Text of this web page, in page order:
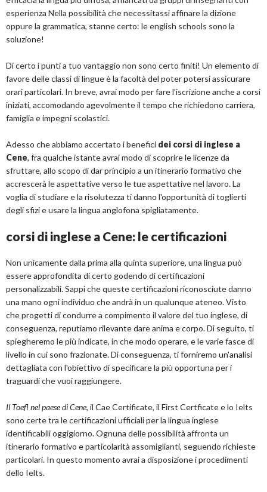
esperienza Nella possibilità che necessitassi affinare la dizione
oppure la grammatica, stanne certo: le english schools sono la
soluzione!
Di certo i punti a tuo vantaggio non sono certo finiti! Un elemento di
favore delle classi di lingue è la facoltà del poter potersi assicurare
orari particolari. In breve, avrai modo per fare l'iscrizione anche a corsi
iniziati, accomodando agevolmente il tempo che richiedono carriera,
famiglia e impegni scolastici.
Adesso che abbiamo accertato i benefici dei corsi di inglese a
Cene, fra qualche istante avrai modo di scoprire le licenze da
sfruttare, allo scopo di dar principio a un itinerario formativo che
accrescerà le aspettative verso le tue aspettative nel lavoro. La
voglia di studiare e la risolutezza ti danno l'opportunità di toglierti
degli sfizi e usare la lingua anglofona spigliatamente.
corsi di inglese a Cene: le certificazioni
Non unicamente dalla prima alla quinta superiore, una lingua può
essere approfondita di certo godendo di certificazioni
personalizzabili. Sappi che queste certificazioni riconosciute danno
una mano ogni individuo che andrà in un qualunque ateneo. Visto
che progetti di condurre a compimento il valore del tuo inglese, di
conseguenza, reputiamo rilevante dare anima e corpo. Di seguito, ti
spiegheremo le più indicate, in che modo operare, e le varie fasce di
livello in cui sono frazionate. Di conseguenza, ti forniremo un'analisi
dettagliata con l'obiettivo di specificare la più opportuna per i
traguardi che vuoi raggiungere.
Il Toefl nel paese di Cene, il Cae Certificate, il First Certficate e lo Ielts
sono certe tra le certificazioni ufficiali per la lingua inglese
identificabili oggigiorno. Ognuna delle possibilità affronta un
itinerario formativo e particolarità assomiglianti, seguendo richieste
particolari. In questo momento avrai a disposizione i procedimenti
dello Ielts.